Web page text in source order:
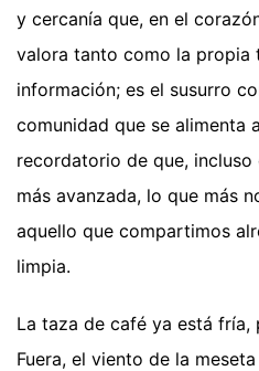
y cercanía que, en el
valora tanto como la propia
información; es el susurro
comunidad que se alimenta
recordatorio de que,
más avanzada, lo que más
aquello que compartimos
limpia.
La taza de café ya está
Fuera, el viento de la